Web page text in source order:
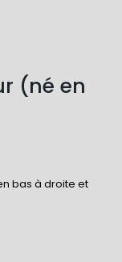
(né en
bas à droite et